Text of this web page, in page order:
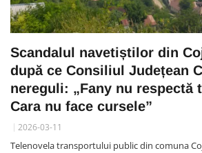
Scandalul navetiștilor din
după ce Consiliul Județean
nereguli: „Fany nu respectă
Cara nu face cursele”
2026-03-11
Telenovela transportului public din comuna